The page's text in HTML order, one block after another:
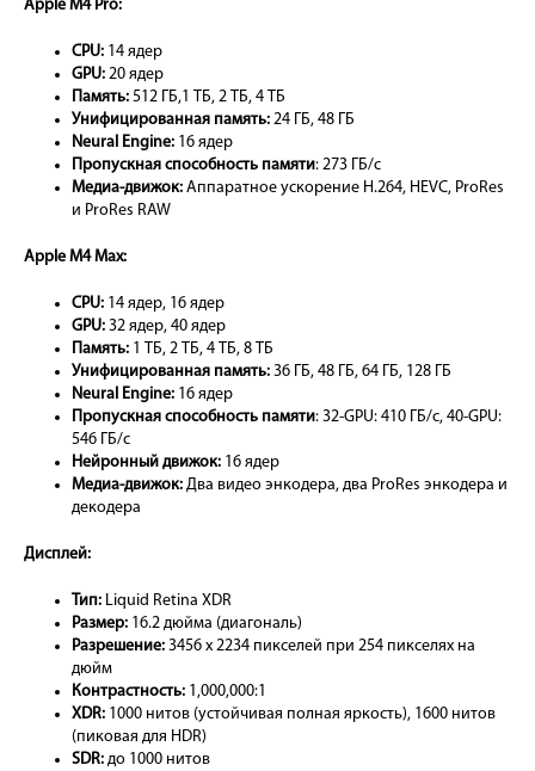
Apple M4 Pro:
CPU: 14 ядер
GPU: 20 ядер
Память: 512 ГБ,1 ТБ, 2 ТБ, 4 ТБ
Унифицированная память: 24 ГБ, 48 ГБ
Neural Engine: 16 ядер
Пропускная способность памяти: 273 ГБ/с
Mедиа-движок: Аппаратное ускорение H.264, HEVC, ProRes
и ProRes RAW
Apple M4 Max:
CPU: 14 ядер, 16 ядер
GPU: 32 ядер, 40 ядер
Память: 1 ТБ, 2 ТБ, 4 ТБ, 8 ТБ
Унифицированная память: 36 ГБ, 48 ГБ, 64 ГБ, 128 ГБ
Neural Engine: 16 ядер
Пропускная способность памяти: 32-GPU: 410 ГБ/с, 40-GPU:
546 ГБ/с
Нейронный движок: 16 ядер
Медиа-движок: Два видео энкодера, два ProRes энкодера и
декодера
Дисплей:
Тип: Liquid Retina XDR
Размер: 16.2 дюйма (диагональ)
Разрешение: 3456 x 2234 пикселей при 254 пикселях на
дюйм
Контрастность: 1,000,000:1
XDR: 1000 нитов (устойчивая полная яркость), 1600 нитов
(пиковая для HDR)
SDR: до 1000 нитов